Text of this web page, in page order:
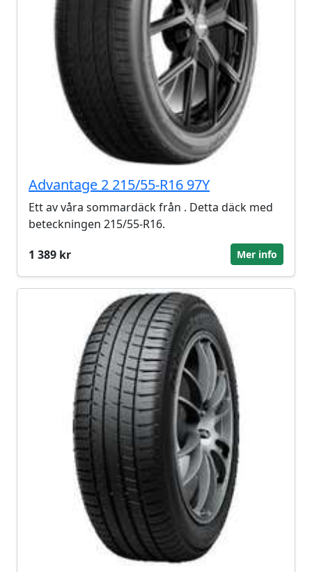
Advantage 2 215/55-R16 97Y
Ett av våra sommardäck från . Detta däck med
beteckningen 215/55-R16.
1 389 kr
Mer info